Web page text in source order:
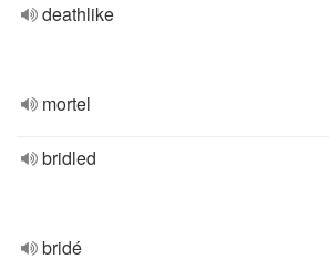
deathlike
mortel
bridled
bridé